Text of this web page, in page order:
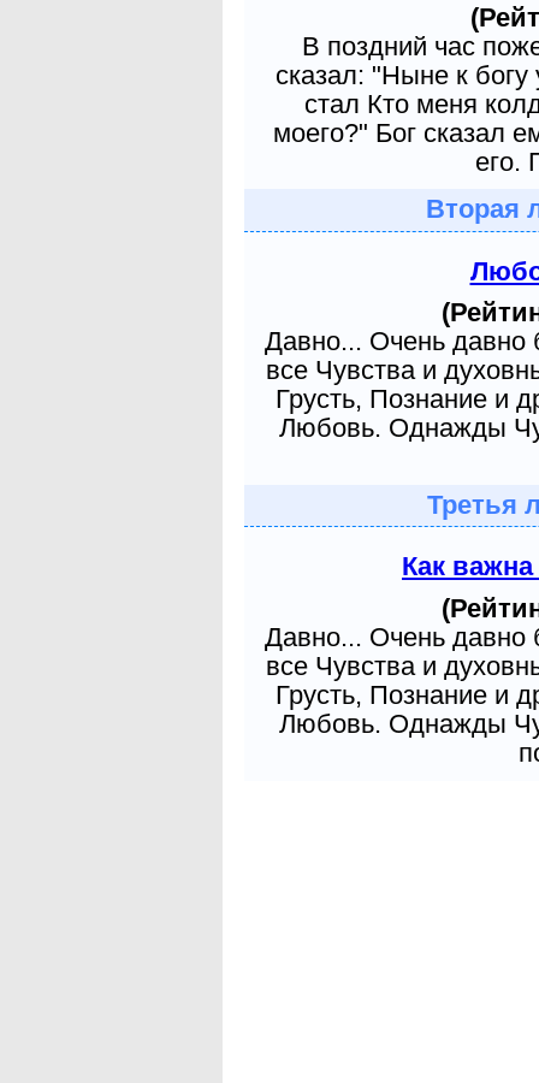
В поздний час
сказал: "Ныне к
стал Кто меня
моего?" Бог сказал
его.
Вторая
Давно... Очень давно
все Чувства и
Грусть, Познание и
Любовь. Однажды
Третья
Как
Давно... Очень давно
все Чувства и
Грусть, Познание и
Любовь. Однажды